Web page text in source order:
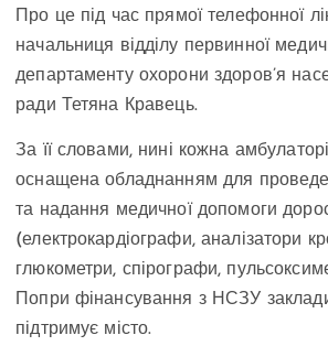
Про це під час прямої телефонної
начальниця відділу первинної
департаменту охорони здоров’я
ради Тетяна Кравець.
За її словами, нині кожна
оснащена обладнанням для
та надання медичної допомоги
(електрокардіографи, аналізатори
глюкометри, спірографи,
Попри фінансування з НСЗУ
підтримує місто.